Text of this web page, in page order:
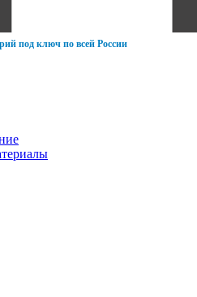
под ключ по всей России